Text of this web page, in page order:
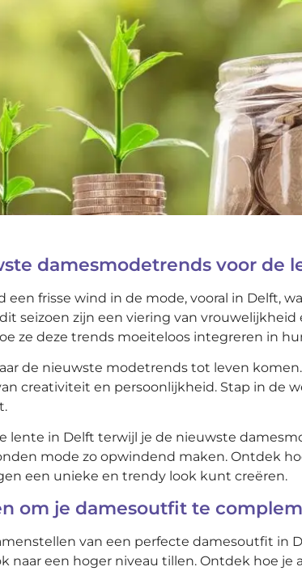
damesmodetrends voor de
een frisse wind in de mode, vooral in Delft,
seizoen zijn een viering van vrouwelijkheid
ze deze trends moeiteloos integreren in
de nieuwste modetrends tot leven
creativiteit en persoonlijkheid. Stap in de
lente in Delft terwijl je de nieuwste
mode zo opwindend maken. Ontdek
een unieke en trendy look kunt creëren.
om je damesoutfit te
van een perfecte damesoutfit
naar een hoger niveau tillen. Ontdek hoe